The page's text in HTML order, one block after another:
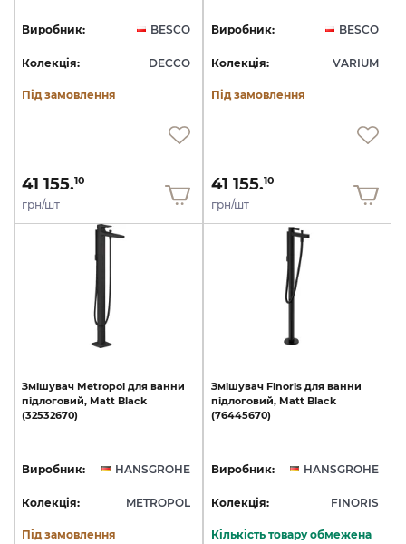
Виробник: BESCO
Колекція: DECCO
Під замовлення
41 155.10
грн/шт
Виробник: BESCO
Колекція: VARIUM
Під замовлення
41 155.10
грн/шт
Змішувач Metropol для ванни
підлоговий, Matt Black
(32532670)
Виробник: HANSGROHE
Колекція: METROPOL
Під замовлення
Змішувач Finoris для ванни
підлоговий, Matt Black
(76445670)
Виробник: HANSGROHE
Колекція: FINORIS
Кількість товару обмежена